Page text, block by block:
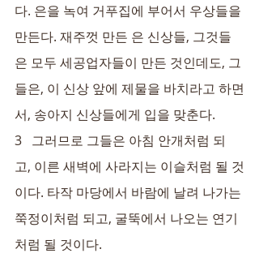
다. 은을 녹여 거푸집에 부어서 우상들을
만든다. 재주껏 만든 은 신상들, 그것들
은 모두 세공업자들이 만든 것인데도, 그
들은, 이 신상 앞에 제물을 바치라고 하면
서, 송아지 신상들에게 입을 맞춘다.
3   그러므로 그들은 아침 안개처럼 되
고, 이른 새벽에 사라지는 이슬처럼 될 것
이다. 타작 마당에서 바람에 날려 나가는
쭉정이처럼 되고, 굴뚝에서 나오는 연기
처럼 될 것이다.